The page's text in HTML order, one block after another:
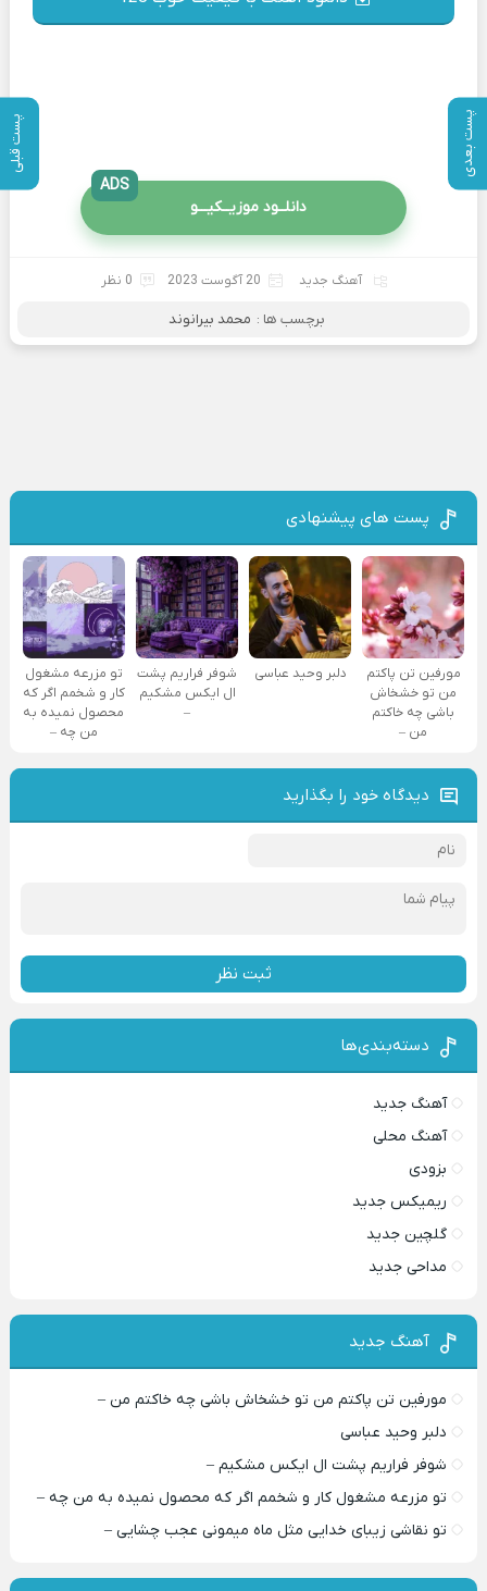
پست بعدی پست قبلی
دانلــود موزیــکیـــو
ADS
آهنگ جدید 20 آگوست 2023 0 نظر
برچسب ها : محمد بیرانوند
پست های پیشنهادی
مورفین تن پاکتم
من تو خشخاش
باشی چه خاکتم
من –
دلبر وحید عباسی
شوفر فراریم پشت
ال ایکس مشکیم
–
تو مزرعه مشغول
کار و شخمم اگر که
محصول نمیده به
من چه –
دیدگاه خود را بگذارید
ثبت نظر
دسته‌بندی‌ها
آهنگ جدید
آهنگ محلی
بزودی
ریمیکس جدید
گلچین جدید
مداحی جدید
آهنگ جدید
مورفین تن پاکتم من تو خشخاش باشی چه خاکتم من –
دلبر وحید عباسی
شوفر فراریم پشت ال ایکس مشکیم –
تو مزرعه مشغول کار و شخمم اگر که محصول نمیده به من چه –
تو نقاشی زیبای خدایی مثل ماه میمونی عجب چشایی –